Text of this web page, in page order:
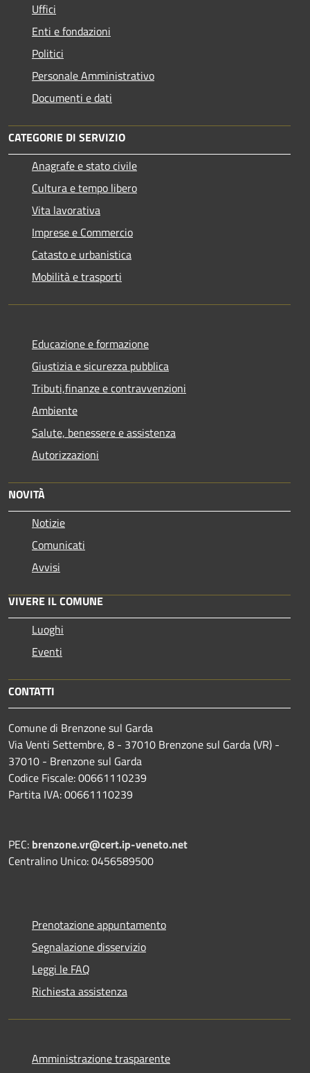
Uffici
Enti e fondazioni
Politici
Personale Amministrativo
Documenti e dati
CATEGORIE DI SERVIZIO
Anagrafe e stato civile
Cultura e tempo libero
Vita lavorativa
Imprese e Commercio
Catasto e urbanistica
Mobilità e trasporti
Educazione e formazione
Giustizia e sicurezza pubblica
Tributi,finanze e contravvenzioni
Ambiente
Salute, benessere e assistenza
Autorizzazioni
NOVITÀ
Notizie
Comunicati
Avvisi
VIVERE IL COMUNE
Luoghi
Eventi
CONTATTI
Comune di Brenzone sul Garda
Via Venti Settembre, 8 - 37010 Brenzone sul Garda (VR) -
37010 - Brenzone sul Garda
Codice Fiscale: 00661110239
Partita IVA: 00661110239
PEC: brenzone.vr@cert.ip-veneto.net
Centralino Unico: 0456589500
Prenotazione appuntamento
Segnalazione disservizio
Leggi le FAQ
Richiesta assistenza
Amministrazione trasparente